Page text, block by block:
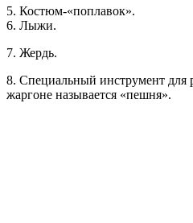
5. Костюм-«поплавок».
6. Лыжи.
7. Жердь.
8. Специальный инструмент для
жаргоне называется «пешня».